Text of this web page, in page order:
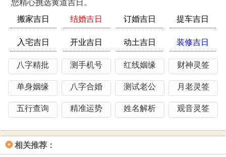
若受限于方位，可通过屏风隔断或绿植遮挡不利格局！禁忌
事项同趋吉避凶，方位禁忌- 太岁方动土全年禁止再东南方
进行装修、打孔或挖土，以免触怒太岁、引发家宅不宁.
是非。可用绒布包裹或移至他处！
五黄位火气东北方不宜使用红色、黄色装饰,避免加剧五黄煞
的负面的的波及；可放置金属风铃泄其土性.
行婚礼仪式或签署婚书。
亥时（21：00-23：00）岁破方气场动荡；忌安排闹洞房或宾
您精心挑选黄道吉日。
搬家吉日
结婚吉日 订婚吉日 提车吉日
入宅吉日 开业吉日 动土吉日 装修吉日
八字精批 测手机号 红线姻缘 财神灵签
单身姻缘 八字合婚 测试老公 月老灵签
五行查询 精准运势 姓名解析 观音灵签
❂ 相关推荐：